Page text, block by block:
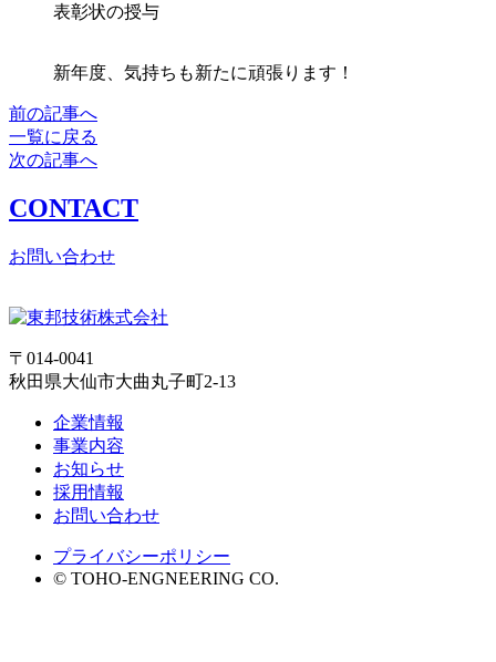
表彰状の授与
新年度、気持ちも新たに頑張ります！
前の記事へ
一覧に戻る
次の記事へ
CONTACT
お問い合わせ
〒014-0041
秋田県大仙市大曲丸子町2-13
企業情報
事業内容
お知らせ
採用情報
お問い合わせ
プライバシーポリシー
© TOHO-ENGNEERING CO.